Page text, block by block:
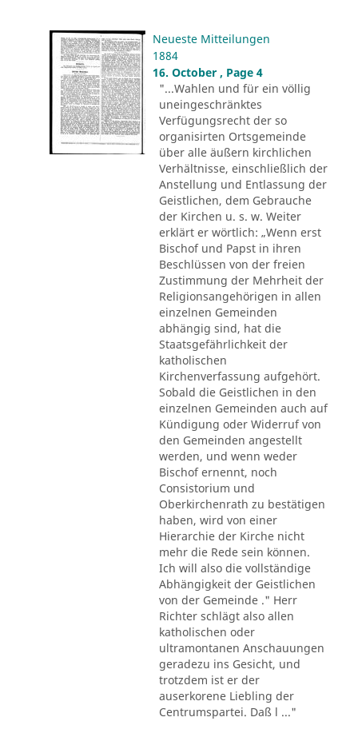
Neueste Mitteilungen
1884
16. October , Page 4
"...Wahlen und für ein völlig
uneingeschränktes
Verfügungsrecht der so
organisirten Ortsgemeinde
über alle äußern kirchlichen
Verhältnisse, einschließlich der
Anstellung und Entlassung der
Geistlichen, dem Gebrauche
der Kirchen u. s. w. Weiter
erklärt er wörtlich: „Wenn erst
Bischof und Papst in ihren
Beschlüssen von der freien
Zustimmung der Mehrheit der
Religionsangehörigen in allen
einzelnen Gemeinden
abhängig sind, hat die
Staatsgefährlichkeit der
katholischen
Kirchenverfassung aufgehört.
Sobald die Geistlichen in den
einzelnen Gemeinden auch auf
Kündigung oder Widerruf von
den Gemeinden angestellt
werden, und wenn weder
Bischof ernennt, noch
Consistorium und
Oberkirchenrath zu bestätigen
haben, wird von einer
Hierarchie der Kirche nicht
mehr die Rede sein können.
Ich will also die vollständige
Abhängigkeit der Geistlichen
von der Gemeinde ." Herr
Richter schlägt also allen
katholischen oder
ultramontanen Anschauungen
geradezu ins Gesicht, und
trotzdem ist er der
auserkorene Liebling der
Centrumspartei. Daß l ..."